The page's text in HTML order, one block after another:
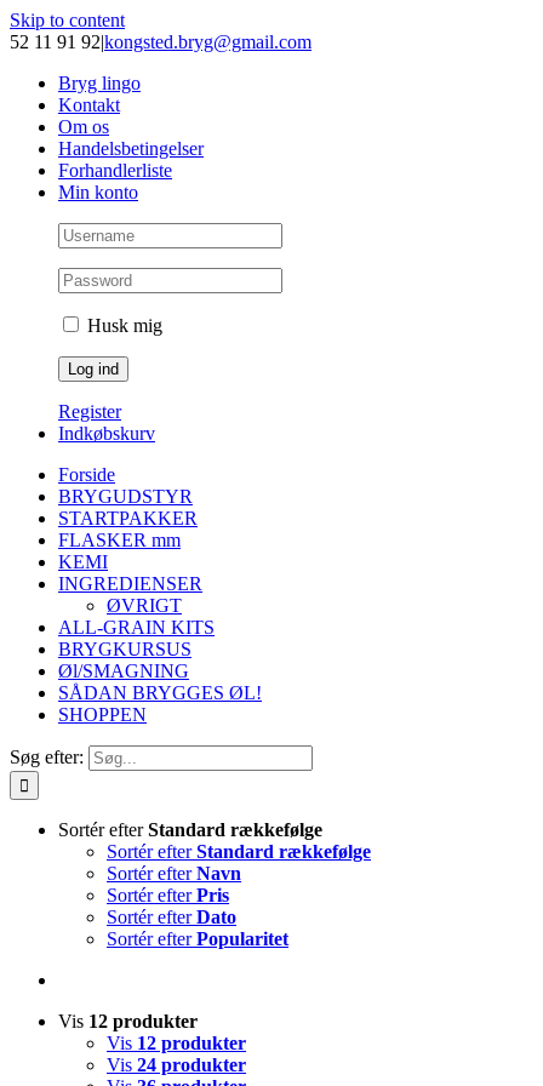
Skip to content
52 11 91 92|kongsted.bryg@gmail.com
Bryg lingo
Kontakt
Om os
Handelsbetingelser
Forhandlerliste
Min konto
Husk mig
Register
Indkøbskurv
Forside
BRYGUDSTYR
STARTPAKKER
FLASKER mm
KEMI
INGREDIENSER
ØVRIGT
ALL-GRAIN KITS
BRYGKURSUS
Øl/SMAGNING
SÅDAN BRYGGES ØL!
SHOPPEN
Søg efter:
Sortér efterStandard rækkefølge
Sortér efterStandard rækkefølge
Sortér efterNavn
Sortér efterPris
Sortér efterDato
Sortér efterPopularitet
Vis 12 produkter
Vis 12 produkter
Vis 24 produkter